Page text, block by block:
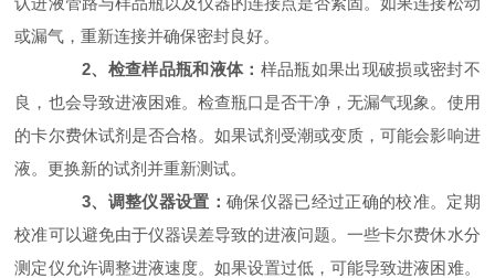
或漏气，重新连接并确保密封良好。
2、检查样品瓶和液体： 样品瓶如果出现破损或密封不
良，也会导致进液困难。检查瓶口是否干净，无漏气现象。使用
的卡尔费休试剂是否合格。如果试剂受潮或变质，可能会影响进
液。更换新的试剂并重新测试。
3、调整仪器设置：确保仪器已经过正确的校准。定期
校准可以避免由于仪器误差导致的进液问题。一些卡尔费休水分
测定仪允许调整进液速度。如果设置过低，可能导致进液困难。